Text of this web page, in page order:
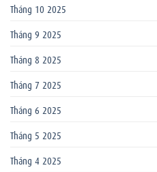
Tháng 10 2025
Tháng 9 2025
Tháng 8 2025
Tháng 7 2025
Tháng 6 2025
Tháng 5 2025
Tháng 4 2025